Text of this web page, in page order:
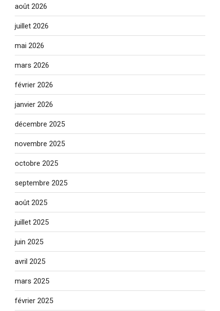
août 2026
juillet 2026
mai 2026
mars 2026
février 2026
janvier 2026
décembre 2025
novembre 2025
octobre 2025
septembre 2025
août 2025
juillet 2025
juin 2025
avril 2025
mars 2025
février 2025